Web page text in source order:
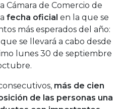
Cámara de Comercio de
fecha oficial en la que se
más esperados del año:
que se llevará a cabo desde
lunes 30 de septiembre
más de cien
de las personas una